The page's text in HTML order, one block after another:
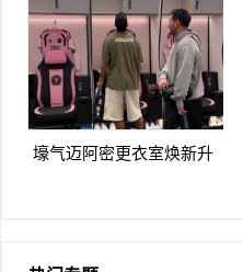
么
壕气迈阿密更衣室焕新升